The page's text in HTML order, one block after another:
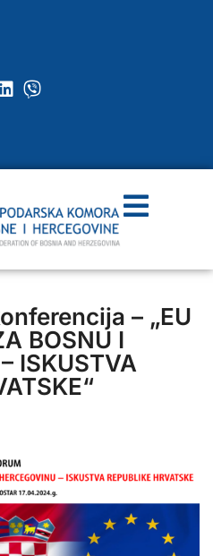
– „EU
BOSNU I
ISKUSTVA